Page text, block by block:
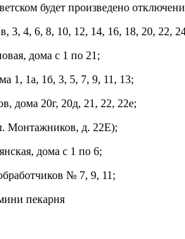
будет произведено
3, 4, 6, 8, 10, 12, 14, 16, 18, 20, 22,
дома с 1 по 21;
1, 1а, 1б, 3, 5, 7, 9, 11, 13;
дома 20г, 20д, 21, 22, 22е;
Монтажников, д. 22Е);
дома с 1 по 6;
№ 7, 9, 11;
пекарня